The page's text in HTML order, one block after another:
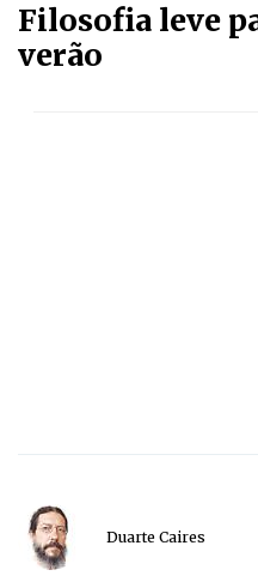
Filosofia leve
verão
Duarte Caires